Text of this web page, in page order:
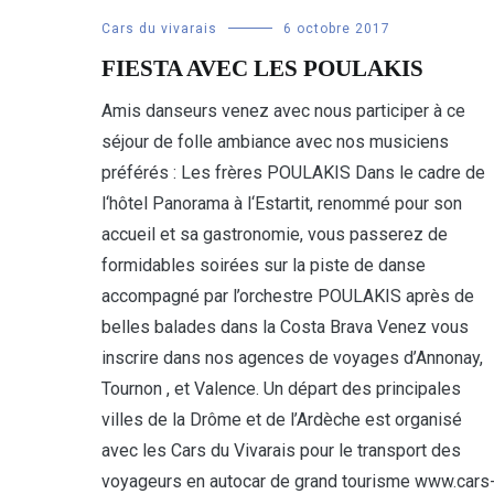
Cars du vivarais 6 octobre 2017
FIESTA AVEC LES POULAKIS
Amis danseurs venez avec nous participer à ce
séjour de folle ambiance avec nos musiciens
préférés : Les frères POULAKIS Dans le cadre de
l‘hôtel Panorama à l‘Estartit, renommé pour son
accueil et sa gastronomie, vous passerez de
formidables soirées sur la piste de danse
accompagné par l’orchestre POULAKIS après de
belles balades dans la Costa Brava Venez vous
inscrire dans nos agences de voyages d’Annonay,
Tournon , et Valence. Un départ des principales
villes de la Drôme et de l’Ardèche est organisé
avec les Cars du Vivarais pour le transport des
voyageurs en autocar de grand tourisme www.cars-